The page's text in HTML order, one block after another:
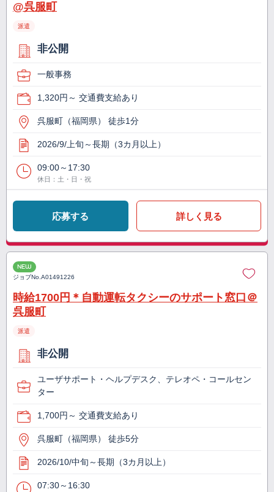
@呉服町
派遣
非公開
一般事務
1,320円～ 交通費支給あり
呉服町（福岡県） 徒歩1分
2026/9/上旬～長期（3カ月以上）
09:00～17:30
休日：土・日・祝
応募する 詳しく見る
NEW
ジョブNo.A01491226
時給1700円＊自動運転タクシーのサポート窓口＠
呉服町
派遣
非公開
ユーザサポート・ヘルプデスク、テレオペ・コールセン
ター
1,700円～ 交通費支給あり
呉服町（福岡県） 徒歩5分
2026/10/中旬～長期（3カ月以上）
07:30～16:30